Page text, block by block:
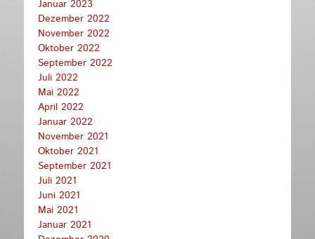
Januar 2023
Dezember 2022
November 2022
Oktober 2022
September 2022
Juli 2022
Mai 2022
April 2022
Januar 2022
November 2021
Oktober 2021
September 2021
Juli 2021
Juni 2021
Mai 2021
Januar 2021